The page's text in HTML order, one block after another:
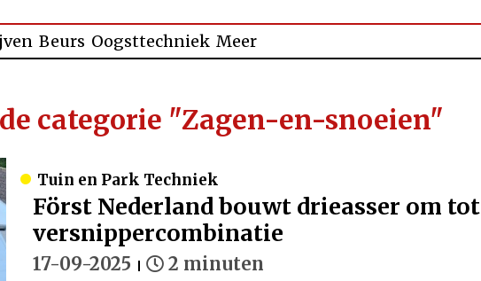
Beurs Oogsttechniek Meer
categorie "Zagen-en-snoeien"
Tuin en Park Techniek
Först Nederland bouwt drieasser om tot
versnippercombinatie
17-09-2025 2 minuten